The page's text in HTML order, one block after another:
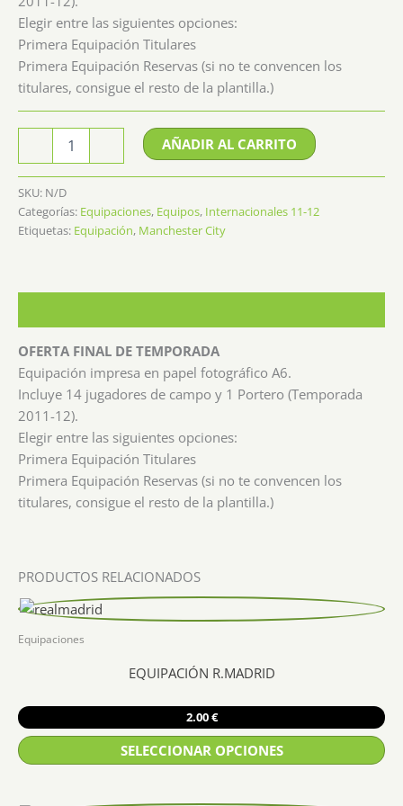
Elegir entre las siguientes opciones:
Primera Equipación Titulares
Primera Equipación Reservas (si no te convencen los
titulares, consigue el resto de la plantilla.)
Manchester
cantidad
AÑADIR AL CARRITO
SKU: N/D
Categorías: Equipaciones, Equipos, Internacionales 11-12
Etiquetas: Equipación, Manchester City
OFERTA FINAL DE TEMPORADA
Equipación impresa en papel fotográfico A6.
Incluye 14 jugadores de campo y 1 Portero (Temporada
2011-12).
Elegir entre las siguientes opciones:
Primera Equipación Titulares
Primera Equipación Reservas (si no te convencen los
titulares, consigue el resto de la plantilla.)
PRODUCTOS RELACIONADOS
Equipaciones
EQUIPACIÓN R.MADRID
2.00€
SELECCIONAR OPCIONES
producto